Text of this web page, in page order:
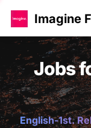
Imagine
Jobs
English-1st.